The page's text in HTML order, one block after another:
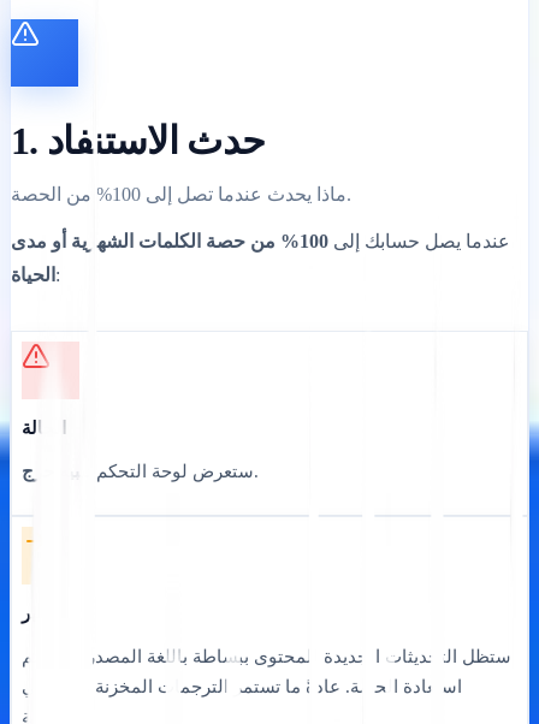
1. حدث الاستنفاد
ماذا يحدث عندما تصل إلى 100% من الحصة.
عندما يصل حسابك إلى
100% من حصة الكلمات الشهرية أو مدى
الحياة :
الحالة
ستعرض لوحة التحكم تنبيه حرج .
تأثير
ستظل التحديثات الجديدة للمحتوى ببساطة باللغة المصدر حتى يتم
استعادة الحصة. عادةً ما تستمر الترجمات المخزنة مؤقتًا في